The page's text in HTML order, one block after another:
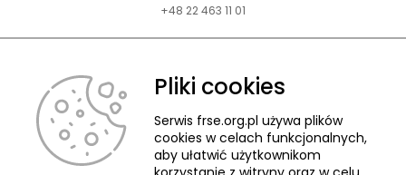
+48 22 463 11 01
Zapraszamy do kontaktu telefonicznego w godz. 9-15.
kontakt@frse.org.pl
Pliki cookies
Serwis frse.org.pl używa plików
cookies w celach funkcjonalnych,
aby ułatwić użytkownikom